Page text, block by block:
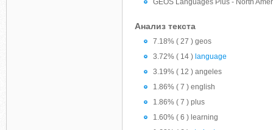
GEOS Languages Plus - North
Анализ текста
7.18% ( 27 ) geos
3.72% ( 14 ) language
3.19% ( 12 ) angeles
1.86% ( 7 ) english
1.86% ( 7 ) plus
1.60% ( 6 ) learning